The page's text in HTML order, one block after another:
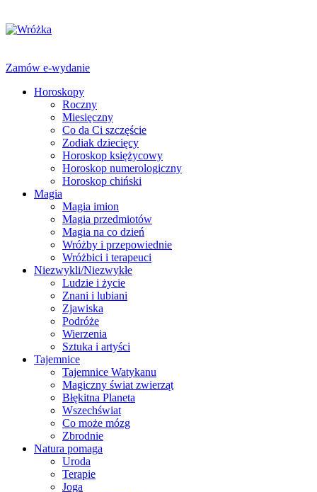
Zamów e-wydanie
Horoskopy
Roczny
Miesięczny
Co da Ci szczęście
Zodiak dziecięcy
Horoskop księżycowy
Horoskop numerologiczny
Horoskop chiński
Magia
Magia imion
Magia przedmiotów
Magia na co dzień
Wróżby i przepowiednie
Wróżbici i terapeuci
Niezwykli/Niezwykłe
Ludzie i życie
Znani i lubiani
Zjawiska
Podróże
Wierzenia
Sztuka i artyści
Tajemnice
Tajemnice Watykanu
Magiczny świat zwierząt
Błękitna Planeta
Wszechświat
Co może mózg
Zbrodnie
Natura pomaga
Uroda
Terapie
Joga